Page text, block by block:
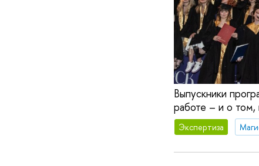
Выпускники
работе – и о том,
Экспертиза